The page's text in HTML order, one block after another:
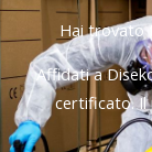
Hai trovato
Affidati a
certificato. Il